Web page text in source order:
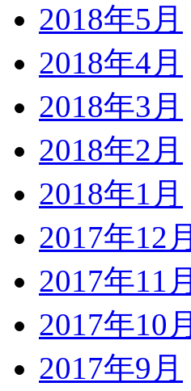
2018年5月
2018年4月
2018年3月
2018年2月
2018年1月
2017年12月
2017年11月
2017年10月
2017年9月